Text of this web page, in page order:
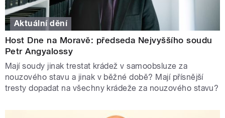
Aktuální dění
Host Dne na Moravě: předseda Nejvyššího soudu
Petr Angyalossy
Mají soudy jinak trestat krádež v samoobsluze za
nouzového stavu a jinak v běžné době? Mají přísnější
tresty dopadat na všechny krádeže za nouzového stavu?